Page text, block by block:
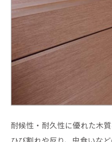
耐候性・耐久性に優れた木質